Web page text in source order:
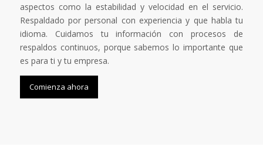
aspectos como la estabilidad y velocidad en el servicio.
Respaldado por personal con experiencia y que habla tu
idioma. Cuidamos tu información con procesos de
respaldos continuos, porque sabemos lo importante que
es para ti y tu empresa.
Comienza ahora